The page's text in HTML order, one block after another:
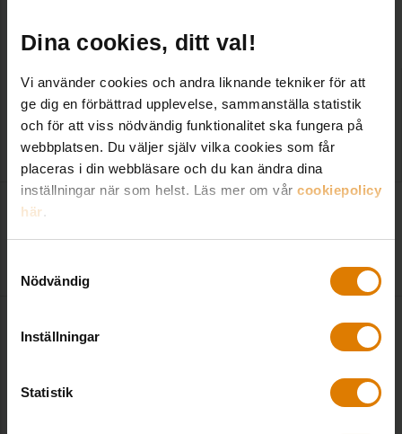
Dina cookies, ditt val!
Vi använder cookies och andra liknande tekniker för att
ge dig en förbättrad upplevelse, sammanställa statistik
och för att viss nödvändig funktionalitet ska fungera på
webbplatsen. Du väljer själv vilka cookies som får
placeras i din webbläsare och du kan ändra dina
inställningar när som helst. Läs mer om vår cookiepolicy
här.
Nödvändig
Inställningar
Statistik
Sveriges Allmännytta: Att öppna upp för
marknadshyror är fel väg att gå
2025-10-01|Sveriges Allmännytta
Hyrorna klara för 800 000 lägenheter: 4,7
Relaterade trycksaker